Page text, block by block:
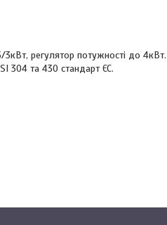
регулятор потужності до 4кВт.
304 та 430 стандарт ЄС.